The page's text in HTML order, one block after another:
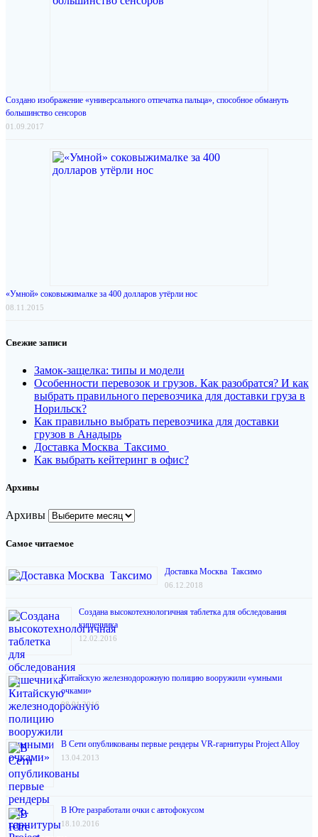
Создано изображение «универсального отпечатка пальца», способное обмануть
большинство сенсоров
01.09.2017
«Умной» соковыжималке за 400 долларов утёрли нос
08.11.2015
Свежие записи
Замок-защелка: типы и модели
Особенности перевозок и грузов. Как разобратся? И как
выбрать правильного перевозчика для доставки груза в
Норильск?
Как правильно выбрать перевозчика для доставки
грузов в Анадырь
Доставка Москва Таксимо
Как выбрать кейтеринг в офис?
Архивы
Архивы
Самое читаемое
Доставка Москва Таксимо
06.12.2018
Создана высокотехнологичная таблетка для обследования
кишечника
12.02.2016
Китайскую железнодорожную полицию вооружили «умными
очками»
08.01.2016
В Сети опубликованы первые рендеры VR-гарнитуры Project Alloy
13.04.2013
В Юте разработали очки с автофокусом
18.10.2016